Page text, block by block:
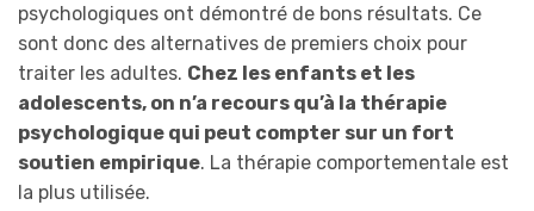
psychologiques ont démontré de bons résultats. Ce
sont donc des alternatives de premiers choix pour
traiter les adultes. Chez les enfants et les
adolescents, on n’a recours qu’à la thérapie
psychologique qui peut compter sur un fort
soutien empirique. La thérapie comportementale est
la plus utilisée.